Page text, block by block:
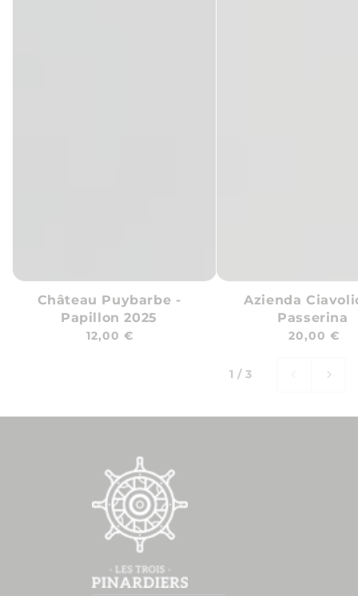
Château Puybarbe -
Papillon 2025
Prix
12,00 €
Azienda
Passerina
Prix
20,00 €
1 /sur
3